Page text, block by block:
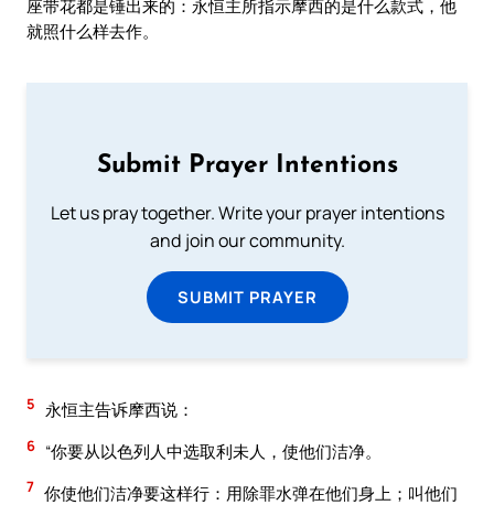
座带花都是锤出来的：永恒主所指示摩西的是什么款式，他
就照什么样去作。
Submit Prayer Intentions
Let us pray together. Write your prayer intentions
and join our community.
SUBMIT PRAYER
5 永恒主告诉摩西说：
6 “你要从以色列人中选取利未人，使他们洁净。
7 你使他们洁净要这样行：用除罪水弹在他们身上；叫他们